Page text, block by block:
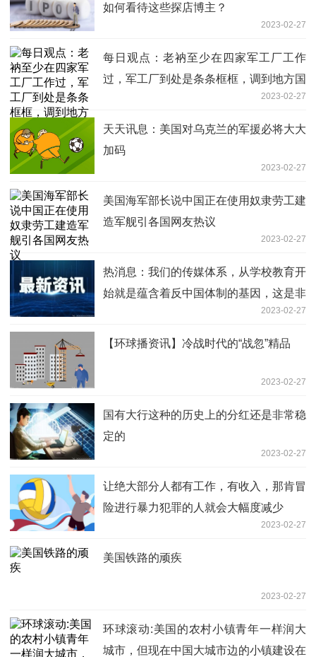
如何看待这些探店博主？
2023-02-27
每日观点：老衲至少在四家军工厂工作
过，军工厂到处是条条框框，调到地方国
2023-02-27
天天讯息：美国对乌克兰的军援必将大大
加码
2023-02-27
美国海军部长说中国正在使用奴隶劳工建
造军舰引各国网友热议
2023-02-27
热消息：我们的传媒体系，从学校教育开
始就是蕴含着反中国体制的基因，这是非
2023-02-27
【环球播资讯】冷战时代的“战忽”精品
2023-02-27
国有大行这种的历史上的分红还是非常稳
定的
2023-02-27
让绝大部分人都有工作，有收入，那肯冒
险进行暴力犯罪的人就会大幅度减少
2023-02-27
美国铁路的顽疾
2023-02-27
环球滚动:美国的农村小镇青年一样润大
城市，但现在中国大城市边的小镇建设在